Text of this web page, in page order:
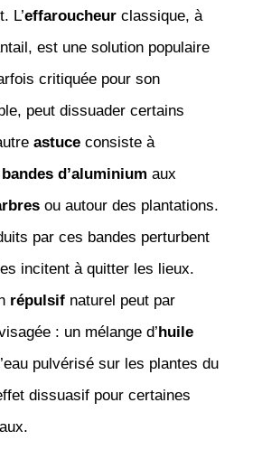
L’effaroucheurclassique, à
est une solution populaire
critiquée pour son
peut dissuader certains
astuceconsiste à
bandes d’aluminium aux
ou autour des plantations.
par ces bandes perturbent
incitent à quitter les lieux.
répulsifnaturel peut par
: un mélange d’huile
pulvérisé sur les plantes du
dissuasif pour certaines